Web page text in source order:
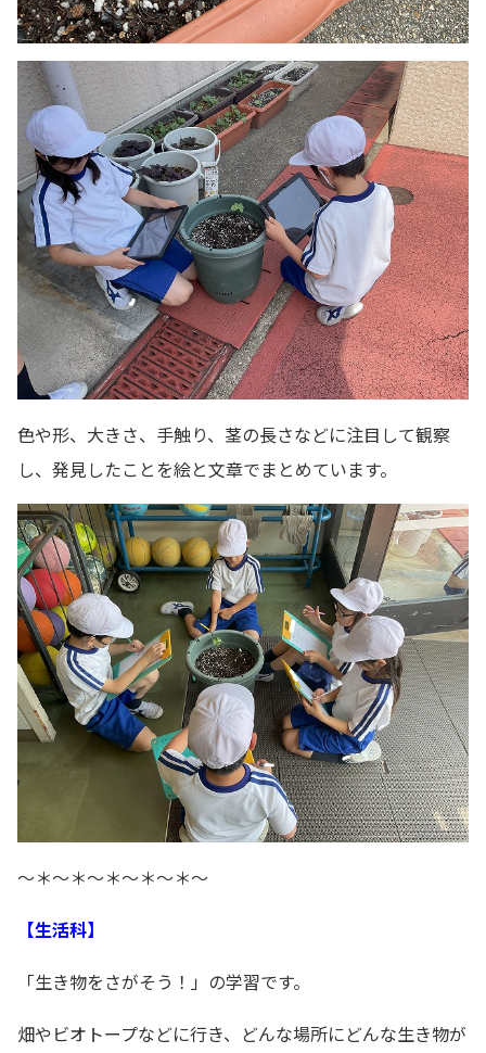
色や形、大きさ、手触り、茎の長さなどに注目して観察
し、発見したことを絵と文章でまとめています。
～＊～＊～＊～＊～＊～
【生活科】
「生き物をさがそう！」の学習です。
畑やビオトープなどに行き、どんな場所にどんな生き物が